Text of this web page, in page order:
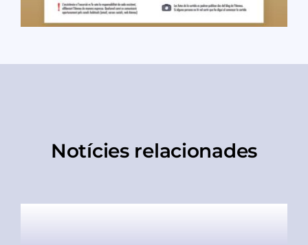
Notícies relacionades